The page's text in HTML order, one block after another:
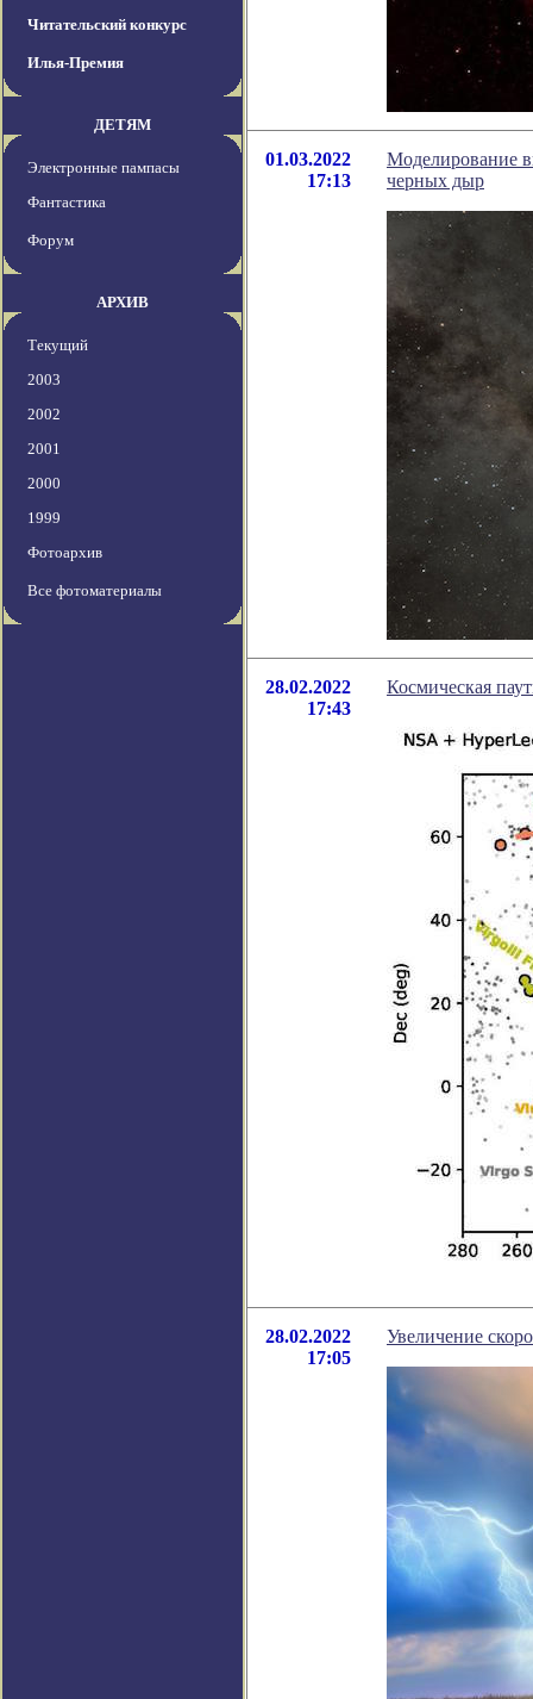
Читательский конкурс
Илья-Премия
ДЕТЯМ
Электронные пампасы
Фантастика
Форум
АРХИВ
Текущий
2003
2002
2001
2000
1999
Фотоархив
Все фотоматериалы
01.03.2022
17:13
Моделирование
черных дыр
28.02.2022
17:43
Космическая
28.02.2022
17:05
Увеличение